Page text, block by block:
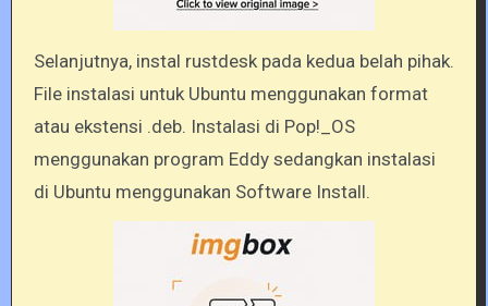
Selanjutnya, instal rustdesk pada kedua belah pihak.
File instalasi untuk Ubuntu menggunakan format
atau ekstensi .deb. Instalasi di Pop!_OS
menggunakan program Eddy sedangkan instalasi
di Ubuntu menggunakan Software Install.